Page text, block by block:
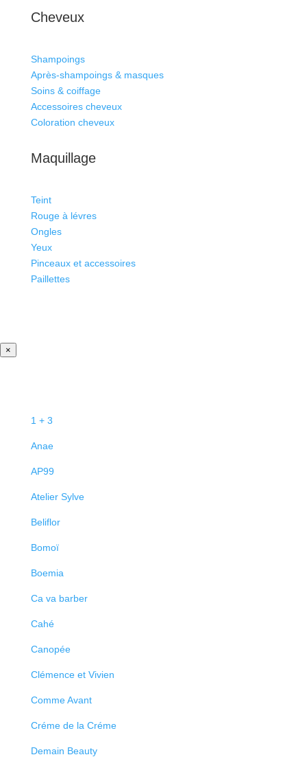
Cheveux
Shampoings
Après-shampoings & masques
Soins & coiffage
Accessoires cheveux
Coloration cheveux
Maquillage
Teint
Rouge à lévres
Ongles
Yeux
Pinceaux et accessoires
Paillettes
×
1 + 3
Anae
AP99
Atelier Sylve
Beliflor
Bomoï
Boemia
Ca va barber
Cahé
Canopée
Clémence et Vivien
Comme Avant
Créme de la Créme
Demain Beauty